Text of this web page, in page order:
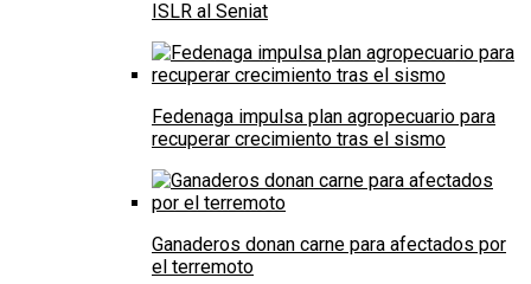
ISLR al Seniat
Fedenaga impulsa plan agropecuario para
recuperar crecimiento tras el sismo
Ganaderos donan carne para afectados por
el terremoto